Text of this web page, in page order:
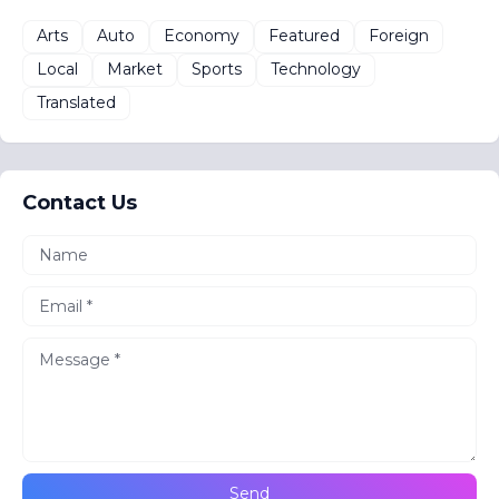
Arts Auto Economy Featured
Foreign
Local
Market Sports
Technology
Translated
Contact Us